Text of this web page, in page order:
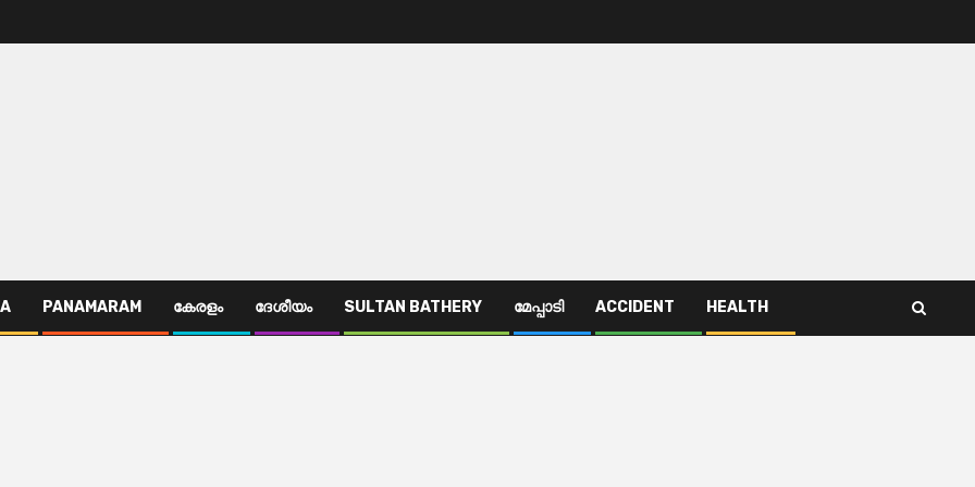
PANAMARAM കേരളം ദേശീയം SULTAN BATHERY മേപ്പാടി ACCIDENT HEALTH